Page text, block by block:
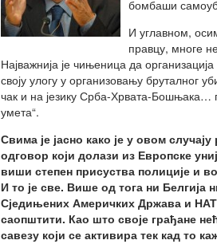
бомбаши
И углавном,
правцу, многе
Најважнија је чињеница да организација
своју улогу у организовању бруталног
чак и на језику Срба-Хрвата-Бошњака…
умета“.
Свима је јасно како је у овом
одговор који долази из Европске
виши степен присуства полиције и
И то је све. Више од тога ни Белгија
Сједињених Америчких Држава и
саопштити. Као што своје грађане
савезу који се активира тек кад то